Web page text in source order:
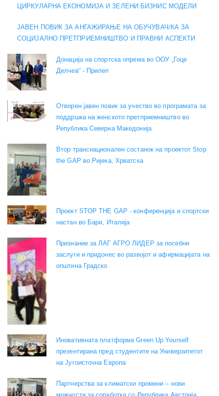
ЦИРКУЛАРНА ЕКОНОМИЈА И ЗЕЛЕНИ БИЗНИС МОДЕЛИ
ЈАВЕН ПОВИК ЗА АНГАЖИРАЊЕ НА ОБУЧУВАЧ/КА ЗА
СОЦИЈАЛНО ПРЕТПРИЕМНИШТВО И ПРАВНИ АСПЕКТИ
Донација на спортска опрема во ООУ „Гоце
Делчев“ - Прилеп
Отворен јавен повик за учество во програмата за
поддршка на женското претприемништво во
Република Северна Македонија
Втор транснационален состанок на проектот Stop
the GAP во Ријека, Хрватска
Проект STOP THE GAP - конференција и спортски
настан во Бари, Италија
Признание за ЛАГ АГРО ЛИДЕР за посебни
заслуги и придонес во развојот и афирмацијата на
општина Градско
Иновативната платформа Green Up Yourself
презентирана пред студентите на Универзитетот
на Југоисточна Европа
Партнерства за климатски промени – нови